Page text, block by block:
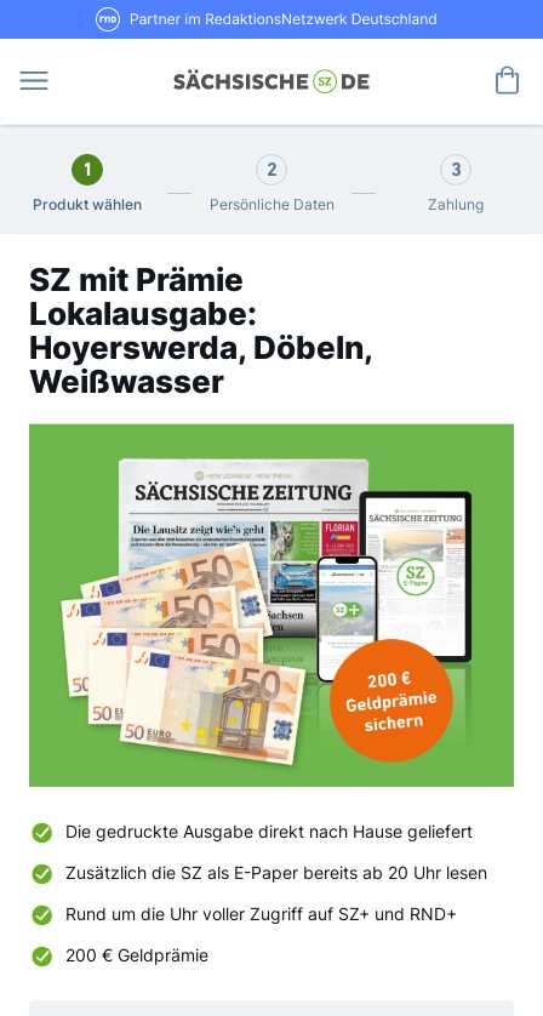
Direkt
zum
RND Partner im RedaktionsNetzwerk
1
Produkt wählen
2
Persönliche Daten
3
Zahlung
SZ mit Prämie
Lokalausgabe:
Hoyerswerda, Döbeln,
Weißwasser
Die gedruckte Ausgabe direkt nach Hause geliefert
Zusätzlich die SZ als E-Paper bereits ab 20 Uhr lesen
Rund um die Uhr voller Zugriff auf SZ+ und RND+
200 € Geldprämie